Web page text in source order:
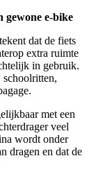
gewone e-bike
dat de fiets
extra ruimte
in gebruik.
schoolritten,
met een
veel
wordt onder
dragen en dat de